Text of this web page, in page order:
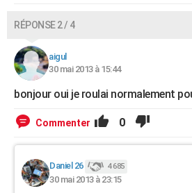
RÉPONSE 2 / 4
aigul
30 mai 2013 à 15:44
bonjour oui je roulai normalement
Commenter 0
Daniel 26 4 685
30 mai 2013 à 23:15